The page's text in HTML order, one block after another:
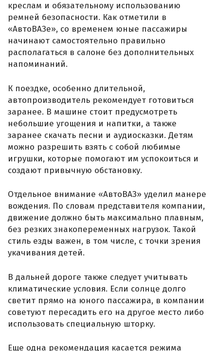
креслам и обязательному использованию
ремней безопасности. Как отметили в
«АвтоВАЗе», со временем юные пассажиры
начинают самостоятельно правильно
располагаться в салоне без дополнительных
напоминаний.
К поездке, особенно длительной,
автопроизводитель рекомендует готовиться
заранее. В машине стоит предусмотреть
небольшие угощения и напитки, а также
заранее скачать песни и аудиосказки. Детям
можно разрешить взять с собой любимые
игрушки, которые помогают им успокоиться и
создают привычную обстановку.
Отдельное внимание «АвтоВАЗ» уделил манере
вождения. По словам представителя компании,
движение должно быть максимально плавным,
без резких знакопеременных нагрузок. Такой
стиль езды важен, в том числе, с точки зрения
укачивания детей.
В дальней дороге также следует учитывать
климатические условия. Если солнце долго
светит прямо на юного пассажира, в компании
советуют пересадить его на другое место либо
использовать специальную шторку.
Еще одна рекомендация касается режима